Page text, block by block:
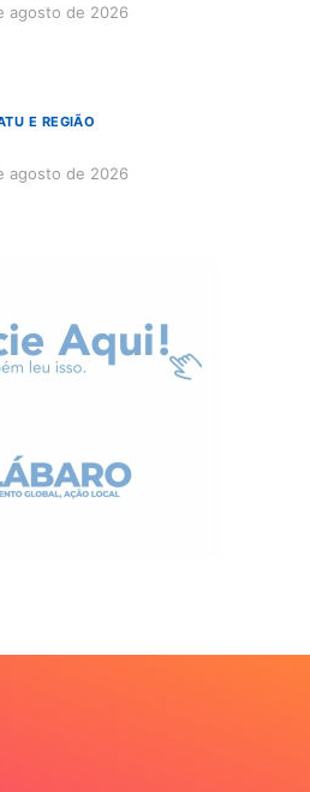
agosto de 2026
E REGIÃO
agosto de 2026